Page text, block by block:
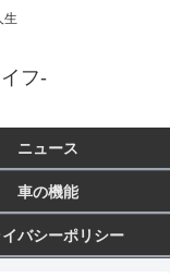
生
フ-
ニュース
車の機能
バシーポリシー